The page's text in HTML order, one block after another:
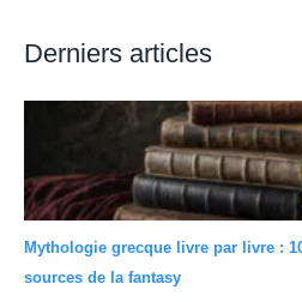
Derniers articles
Mythologie grecque livre par livre :
sources de la fantasy